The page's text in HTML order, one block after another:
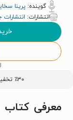
گوینده: پرینا
انتشارات: انتشارات
٪۳۰ تخفیف اولین خرید کتاب با کد
معرفی